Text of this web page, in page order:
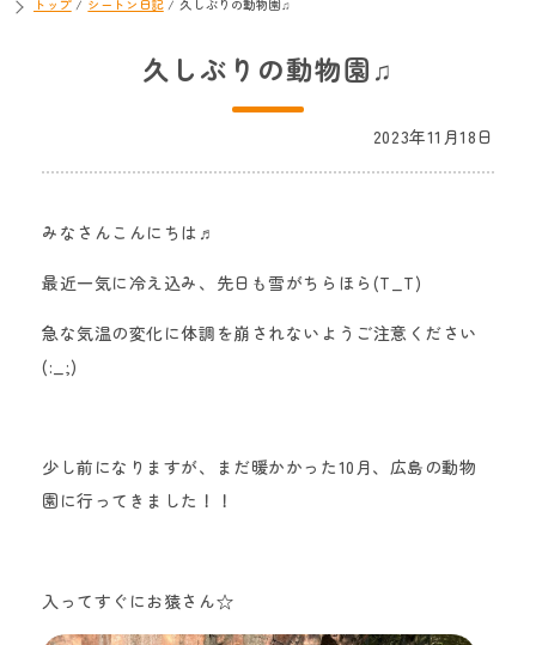
トップ/ シートン日記/ 久しぶりの動物園♫
久しぶりの動物園♫
2023年11月18日
みなさんこんにちは♬
最近一気に冷え込み、先日も雪がちらほら(T_T)
急な気温の変化に体調を崩されないようご注意ください
(:_;)
少し前になりますが、まだ暖かかった10月、広島の動物
園に行ってきました！！
入ってすぐにお猿さん☆